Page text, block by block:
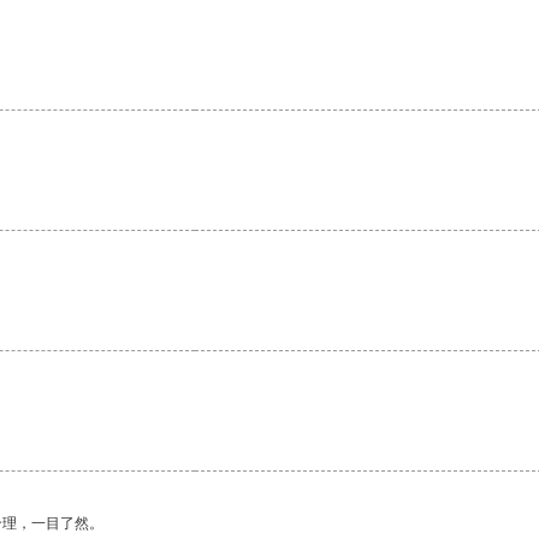
，一目了然。